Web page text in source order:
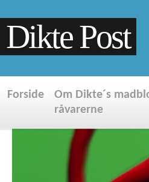
Dikte Post
Forside
Om Dikte´s
råvarerne